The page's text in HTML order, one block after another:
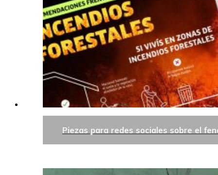
Piezas para redes sociales sobre el